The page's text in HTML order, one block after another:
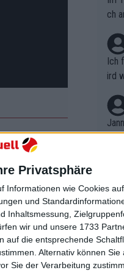
Privatsphäre
wie Cookies
und
Inhaltsmessung,
wir und unsere 1733
auf die entsprechende
Alternativ können Sie
Sie der Verarbeitung
und der
Russe
steht
ch
Ich
ird
r in
em
t,
B.
on
n
nt.